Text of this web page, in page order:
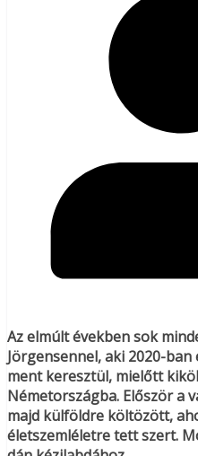
Az elmúlt években sok
Jörgensennel, aki 2020-
ment keresztül, mielőtt
Németországba. Először a
majd külföldre költözött,
életszemléletre tett szert.